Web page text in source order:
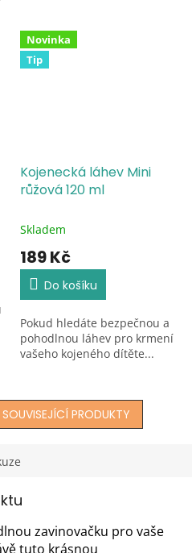
Novinka
Tip
Kojenecká láhev Mini
růžová 120 ml
Skladem
189 Kč
Do košíku
Pokud hledáte bezpečnou a
pohodlnou láhev pro krmení
vašeho kojeného dítěte...
PRODUKTY
zavinovačku pro vaše
tuto krásnou